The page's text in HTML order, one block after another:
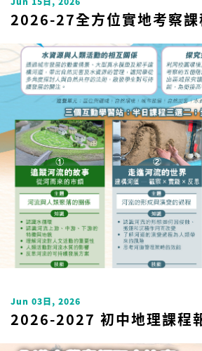
2026-27全方位實地考察課
Jun 03日, 2026
2026-2027 初中地理課程